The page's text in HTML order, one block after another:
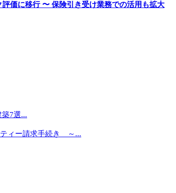
価に移行 〜 保険引き受け業務での活用も拡大
7選...
ティー請求手続き ～...